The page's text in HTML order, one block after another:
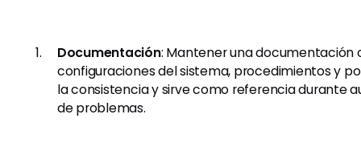
Documentación: Mantener una documentación
configuraciones del sistema, procedimientos y
la consistencia y sirve como referencia durante
de problemas.